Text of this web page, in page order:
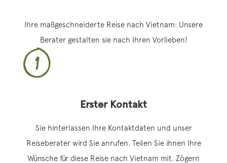
Ihre maßgeschneiderte Reise nach Vietnam: Unsere
Berater gestalten sie nach Ihren Vorlieben!
Erster Kontakt
Sie hinterlassen Ihre Kontaktdaten und unser
Reiseberater wird Sie anrufen. Teilen Sie ihnen Ihre
Wünsche für diese Reise nach Vietnam mit. Zögern